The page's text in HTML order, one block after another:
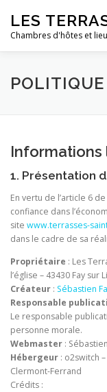
contenu
LES
Chambres d'hôtes et
LIEUX D’ACCUEIL
Informations
1. Présentation
En vertu de l’article 6
confiance dans
site www.terrasses-
dans le cadre de sa
Propriétaire : Les
l’église – 43430 Fay sur
Créateur : Sébastien
Responsable
Le responsable
personne morale.
Webmaster :
Hébergeur : o2switch
Clermont-Ferrand
Crédits :